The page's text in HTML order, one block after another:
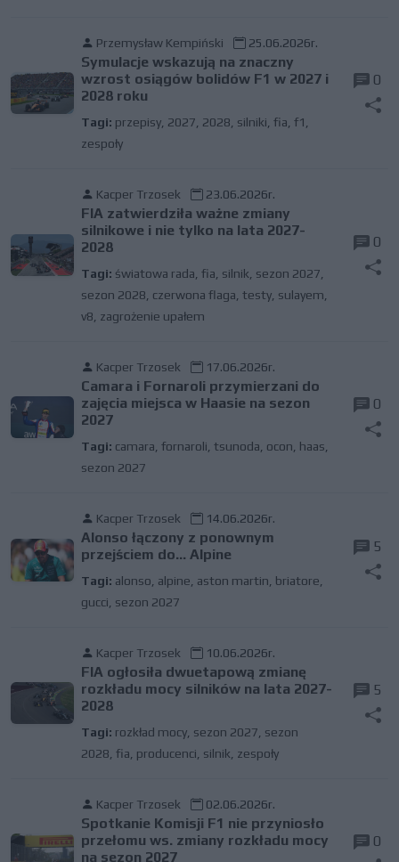
Przemysław Kempiński 25.06.2026r.
Symulacje wskazują na znaczny
wzrost osiągów bolidów F1 w 2027 i
2028 roku
Tagi: przepisy, 2027 2028 silniki fia f1
zespoły
0
Kacper Trzosek 23.06.2026r.
FIA zatwierdziła ważne zmiany
silnikowe i nie tylko na lata 2027-
2028
Tagi: światowa rada fia silnik sezon 2027
sezon 2028 czerwona flaga testy, sulayem
v8 zagrożenie upałem
0
Kacper Trzosek 17.06.2026r.
Camara i Fornaroli przymierzani do
zajęcia miejsca w Haasie na sezon
2027
Tagi: camara fornaroli tsunoda ocon haas
sezon 2027
0
Kacper Trzosek 14.06.2026r.
Alonso łączony z ponownym
przejściem do... Alpine
Tagi: alonso alpine aston martin briatore
gucci sezon 2027
5
Kacper Trzosek 10.06.2026r.
FIA ogłosiła dwuetapową zmianę
rozkładu mocy silników na lata 2027-
2028
Tagi: rozkład mocy, sezon 2027 sezon
2028 fia producenci silnik zespoły
5
Kacper Trzosek 02.06.2026r.
Spotkanie Komisji F1 nie przyniosło
przełomu ws. zmiany rozkładu mocy
na sezon 2027
0